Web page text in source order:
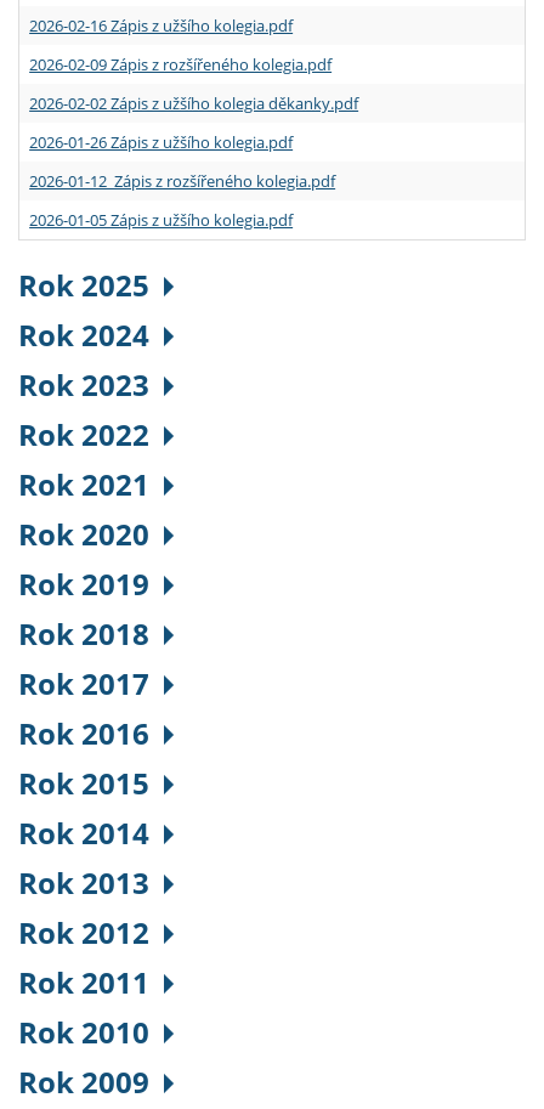
2026-02-16 Zápis z užšího kolegia.pdf
2026-02-09 Zápis z rozšířeného kolegia.pdf
2026-02-02 Zápis z užšího kolegia děkanky.pdf
2026-01-26 Zápis z užšího kolegia.pdf
2026-01-12 Zápis z rozšířeného kolegia.pdf
2026-01-05 Zápis z užšího kolegia.pdf
Rok 2025
Rok 2024
Rok 2023
Rok 2022
Rok 2021
Rok 2020
Rok 2019
Rok 2018
Rok 2017
Rok 2016
Rok 2015
Rok 2014
Rok 2013
Rok 2012
Rok 2011
Rok 2010
Rok 2009